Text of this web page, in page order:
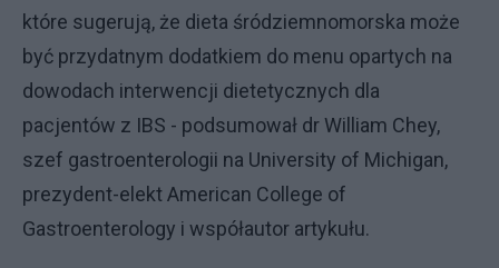
które sugerują, że dieta śródziemnomorska może
być przydatnym dodatkiem do menu opartych na
dowodach interwencji dietetycznych dla
pacjentów z IBS - podsumował dr William Chey,
szef gastroenterologii na University of Michigan,
prezydent-elekt American College of
Gastroenterology i współautor artykułu.